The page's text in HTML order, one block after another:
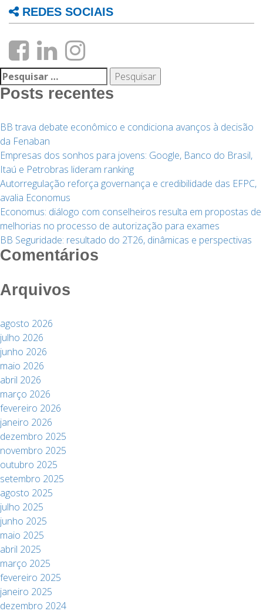
REDES SOCIAIS
Pesquisar
por:
Posts recentes
BB trava debate econômico e condiciona avanços à decisão
da Fenaban
Empresas dos sonhos para jovens: Google, Banco do Brasil,
Itaú e Petrobras lideram ranking
Autorregulação reforça governança e credibilidade das EFPC,
avalia Economus
Economus: diálogo com conselheiros resulta em propostas de
melhorias no processo de autorização para exames
BB Seguridade: resultado do 2T26, dinâmicas e perspectivas
Comentários
Arquivos
agosto 2026
julho 2026
junho 2026
maio 2026
abril 2026
março 2026
fevereiro 2026
janeiro 2026
dezembro 2025
novembro 2025
outubro 2025
setembro 2025
agosto 2025
julho 2025
junho 2025
maio 2025
abril 2025
março 2025
fevereiro 2025
janeiro 2025
dezembro 2024